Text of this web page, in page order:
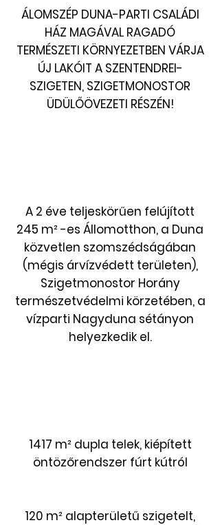
ÁLOMSZÉP DUNA-PARTI CSALÁDI
HÁZ MAGÁVAL RAGADÓ
TERMÉSZETI KÖRNYEZETBEN VÁRJA
ÚJ LAKÓIT A SZENTENDREI-
SZIGETEN, SZIGETMONOSTOR
ÜDÜLŐÖVEZETI RÉSZÉN!
A 2 éve teljeskörűen felújított
245 m² -es Állomotthon, a Duna
közvetlen szomszédságában
(mégis árvízvédett területen),
Szigetmonostor Horány
természetvédelmi körzetében, a
vízparti Nagyduna sétányon
helyezkedik el.
1417 m² dupla telek, kiépített
öntözőrendszer fúrt kútról
120 m² alapterületű szigetelt,